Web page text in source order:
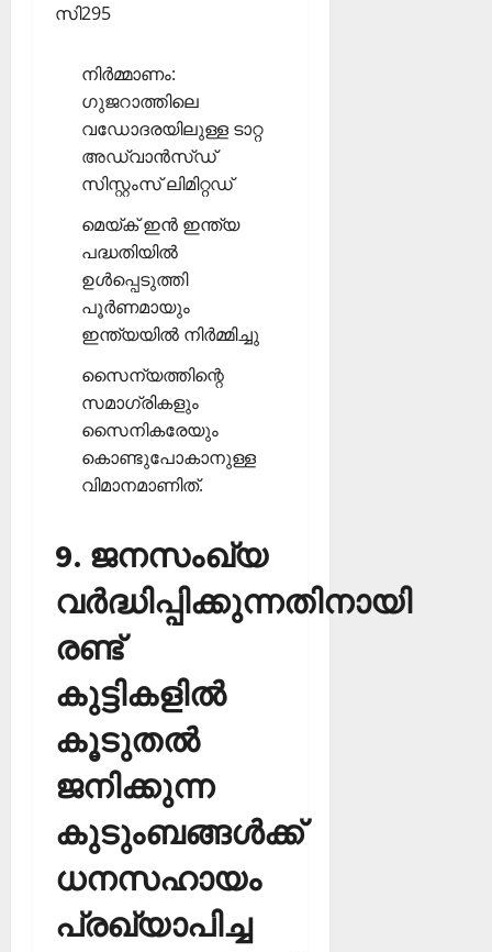
സി295
നിര്‍മ്മാണം:
ഗുജറാത്തിലെ
വഡോദരയിലുള്ള ടാറ്റ
അഡ്വാന്‍സ്ഡ്
സിസ്റ്റംസ് ലിമിറ്റഡ്
മെയ്ക് ഇന്‍ ഇന്ത്യ
പദ്ധതിയില്‍
ഉള്‍പ്പെടുത്തി
പൂര്‍ണമായും
ഇന്ത്യയില്‍ നിര്‍മ്മിച്ചു
സൈന്യത്തിന്റെ
സമാഗ്രികളും
സൈനികരേയും
കൊണ്ടുപോകാനുള്ള
വിമാനമാണിത്.
9. ജനസംഖ്യ
വര്‍ദ്ധിപ്പിക്കുന്നതിനായി
രണ്ട്
കുട്ടികളില്‍
കൂടുതല്‍
ജനിക്കുന്ന
കുടുംബങ്ങള്‍ക്ക്
ധനസഹായം
പ്രഖ്യാപിച്ച